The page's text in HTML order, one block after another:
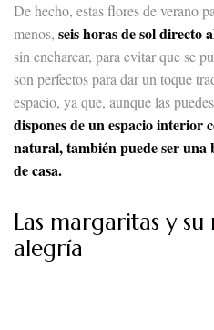
De hecho, estas flores de verano
menos, seis horas de sol directo
sin encharcar, para evitar que se
son perfectos para dar un toque
espacio, ya que, aunque las
dispones de un espacio interior
natural, también puede ser
de casa.
Las margaritas y
alegría